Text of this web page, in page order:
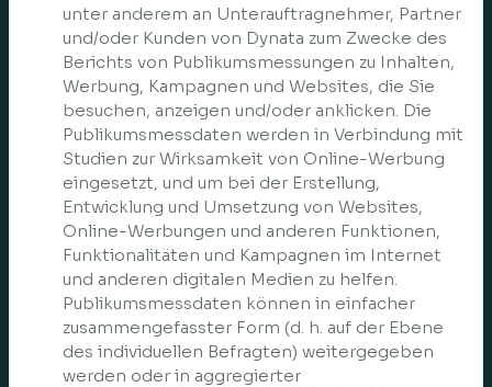
unter anderem an Unterauftragnehmer, Partner
und/oder Kunden von Dynata zum Zwecke des
Berichts von Publikumsmessungen zu Inhalten,
Werbung, Kampagnen und Websites, die Sie
besuchen, anzeigen und/oder anklicken. Die
Publikumsmessdaten werden in Verbindung mit
Studien zur Wirksamkeit von Online-Werbung
eingesetzt, und um bei der Erstellung,
Entwicklung und Umsetzung von Websites,
Online-Werbungen und anderen Funktionen,
Funktionalitäten und Kampagnen im Internet
und anderen digitalen Medien zu helfen.
Publikumsmessdaten können in einfacher
zusammengefasster Form (d. h. auf der Ebene
des individuellen Befragten) weitergegeben
werden oder in aggregierter